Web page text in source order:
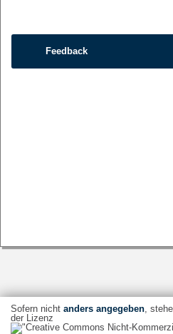
Feedback
Sofern nicht anders angegeben,
der Lizenz